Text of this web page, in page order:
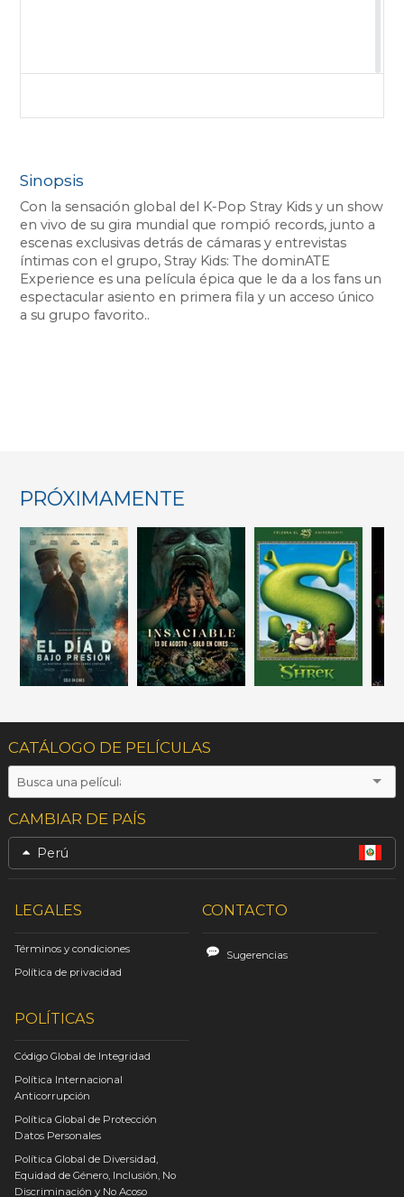
Sinopsis
Con la sensación global del K-Pop Stray Kids y un show
en vivo de su gira mundial que rompió records, junto a
escenas exclusivas detrás de cámaras y entrevistas
íntimas con el grupo, Stray Kids: The dominATE
Experience es una película épica que le da a los fans un
espectacular asiento en primera fila y un acceso único
a su grupo favorito..
PRÓXIMAMENTE
CATÁLOGO DE PELÍCULAS
CAMBIAR DE PAÍS
Perú
LEGALES
Términos y condiciones
Política de privacidad
CONTACTO
Sugerencias
POLÍTICAS
Código Global de Integridad
Política Internacional
Anticorrupción
Política Global de Protección
Datos Personales
Política Global de Diversidad,
Equidad de Género, Inclusión, No
Discriminación y No Acoso